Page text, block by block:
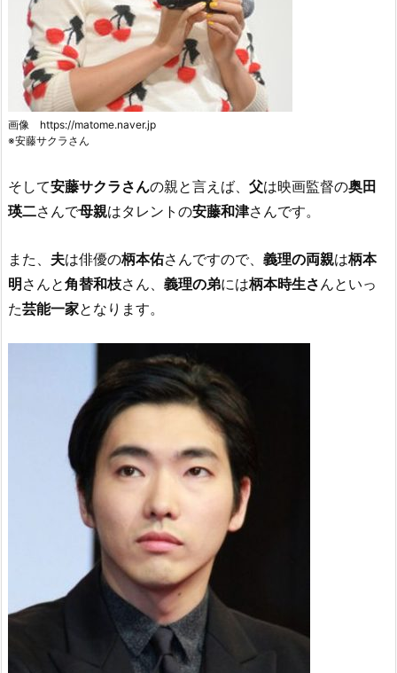
画像 https://matome.naver.jp
※安藤サクラさん
そして安藤サクラさんの親と言えば、 父は映画監督の奥田
瑛二さんで母親はタレントの安藤和津さんです。
また、 夫は俳優の柄本佑さんですので、 義理の両親は柄本
明さんと角替和枝さん、 義理の弟には柄本時生さ んといっ
た芸能一家となります。